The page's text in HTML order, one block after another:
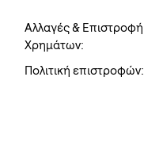
Αλλαγές & Επιστροφή
Χρημάτων:
Πολιτική επιστροφών: